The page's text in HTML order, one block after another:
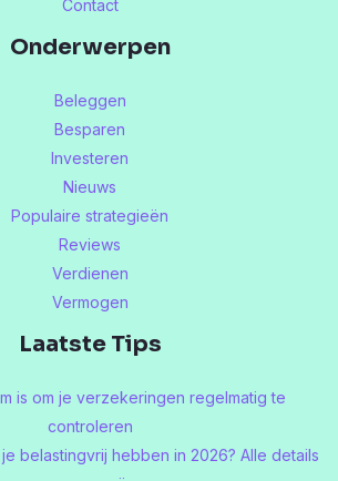
Contact
Onderwerpen
Beleggen
Besparen
Investeren
Nieuws
Populaire strategieën
Reviews
Verdienen
Vermogen
Laatste Tips
is om je verzekeringen regelmatig te
controleren
belastingvrij hebben in 2026? Alle details